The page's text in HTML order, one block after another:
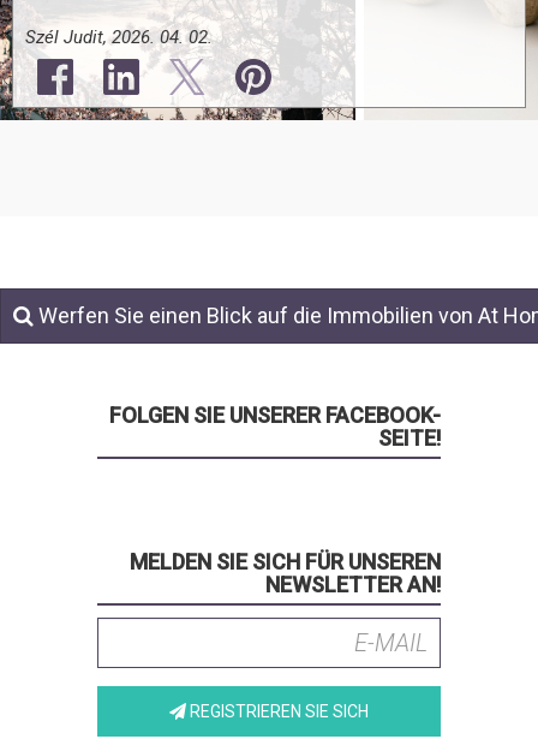
Szél Judit, 2026. 04. 02.
Werfen Sie einen Blick auf die Immobilien von At
FOLGEN SIE UNSERER FACEBOOK-
SEITE!
MELDEN SIE SICH FÜR UNSEREN
NEWSLETTER AN!
REGISTRIEREN SIE SICH